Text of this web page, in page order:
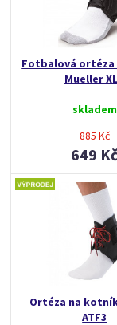
Fotbalová
Mueller
skladem
885 Kč
649 Kč
Ortéza na
ATF3